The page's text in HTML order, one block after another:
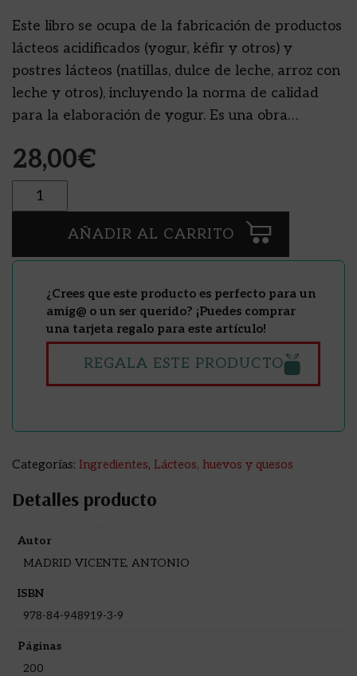
Este libro se ocupa de la fabricación de productos
lácteos acidificados (yogur, kéfir y otros) y
postres lácteos (natillas, dulce de leche, arroz con
leche y otros), incluyendo la norma de calidad
para la elaboración de yogur. Es una obra…
28,00€
Cantidad
AÑADIR AL CARRITO
¿Crees que este producto es perfecto para un
amig@ o un ser querido? ¡Puedes comprar
una tarjeta regalo para este artículo!
REGALA ESTE PRODUCTO
Categorías: Ingredientes, Lácteos, huevos y quesos
Detalles producto
Autor
MADRID VICENTE, ANTONIO
ISBN
978-84-948919-3-9
Páginas
200